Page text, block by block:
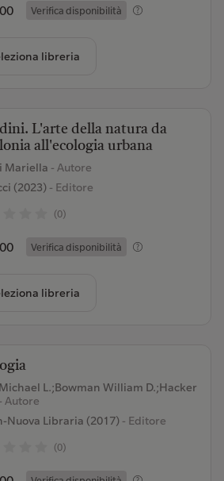
Verifica disponibilità
libreria
L'arte della natura da
all'ecologia urbana
Mariella - Autore
(2023)- Editore
(0)
Verifica disponibilità
libreria
L.;Bowman William D.;Hacker
- Autore
Nuova Libraria (2017)- Editore
(0)